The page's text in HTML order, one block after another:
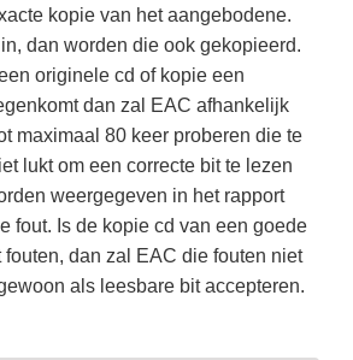
kopie van het aangebodene.
dan worden die ook gekopieerd.
originele cd of kopie een
dan zal EAC afhankelijk
maximaal 80 keer proberen die te
lukt om een correcte bit te lezen
weergegeven in het rapport
fout. Is de kopie cd van een goede
fouten, dan zal EAC die fouten niet
als leesbare bit accepteren.